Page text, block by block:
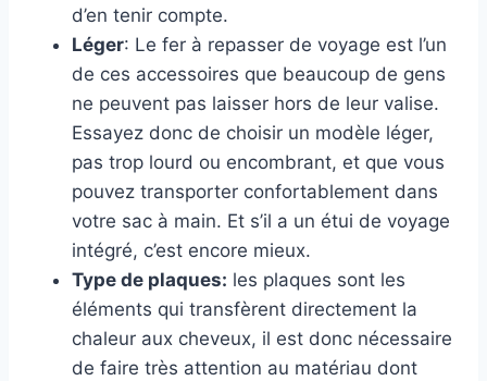
d’en tenir compte.
Léger: Le fer à repasser de voyage est l’un
de ces accessoires que beaucoup de gens
ne peuvent pas laisser hors de leur valise.
Essayez donc de choisir un modèle léger,
pas trop lourd ou encombrant, et que vous
pouvez transporter confortablement dans
votre sac à main. Et s’il a un étui de voyage
intégré, c’est encore mieux.
Type de plaques: les plaques sont les
éléments qui transfèrent directement la
chaleur aux cheveux, il est donc nécessaire
de faire très attention au matériau dont